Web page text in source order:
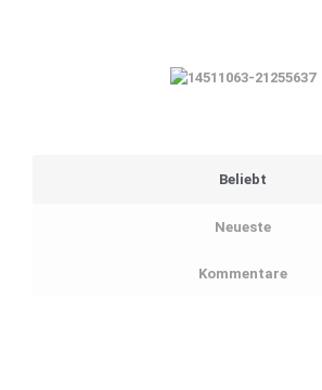
Beliebt
Neueste
Kommentare